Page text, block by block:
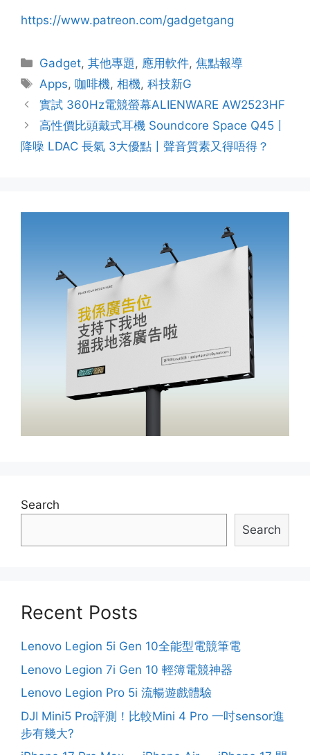
https://www.patreon.com/gadgetgang
Gadget,其他專題 , 應用軟件,焦點報導
Apps,咖啡機,相機,科技新G
實試 360Hz電競螢幕ALIENWARE AW2523HF
高性價比頭戴式耳機 Soundcore Space Q45〡
降噪 LDAC 長氣 3大優點〡聲音質素又得唔得？
Search
Search
Recent Posts
Lenovo Legion 5i Gen 10全能型電競筆電
Lenovo Legion 7i Gen 10 輕簿電競神器
Lenovo Legion Pro 5i 流暢遊戲體驗
DJI Mini5 Pro評測！比較Mini 4 Pro 一吋sensor進
步有幾大?